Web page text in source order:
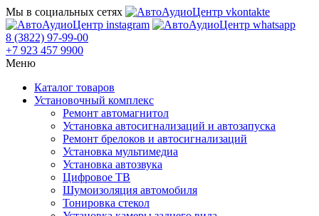
Мы в социальных сетях
8 (3822) 97-99-00
+7 923 457 9900
Меню
Каталог товаров
Установочный комплекс
Ремонт автомагнитол
Установка автосигнализаций и автозапуска
Ремонт брелоков и автосигнализаций
Установка мультимедиа
Установка автозвука
Цифровое ТВ
Шумоизоляция автомобиля
Тонировка стекол